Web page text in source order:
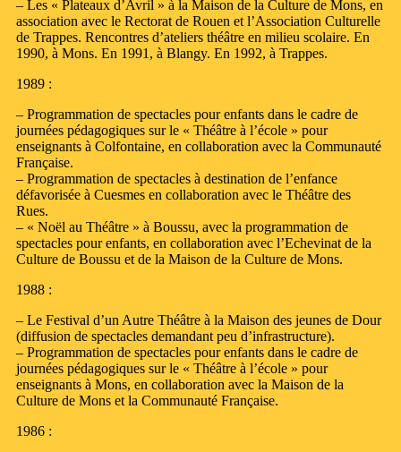
– Les « Plateaux d’Avril » à la Maison de la Culture de Mons, en
association avec le Rectorat de Rouen et l’Association Culturelle
de Trappes. Rencontres d’ateliers théâtre en milieu scolaire. En
1990, à Mons. En 1991, à Blangy. En 1992, à Trappes.
1989 :
– Programmation de spectacles pour enfants dans le cadre de
journées pédagogiques sur le « Théâtre à l’école » pour
enseignants à Colfontaine, en collaboration avec la Communauté
Française.
– Programmation de spectacles à destination de l’enfance
défavorisée à Cuesmes en collaboration avec le Théâtre des
Rues.
– « Noël au Théâtre » à Boussu, avec la programmation de
spectacles pour enfants, en collaboration avec l’Echevinat de la
Culture de Boussu et de la Maison de la Culture de Mons.
1988 :
– Le Festival d’un Autre Théâtre à la Maison des jeunes de Dour
(diffusion de spectacles demandant peu d’infrastructure).
– Programmation de spectacles pour enfants dans le cadre de
journées pédagogiques sur le « Théâtre à l’école » pour
enseignants à Mons, en collaboration avec la Maison de la
Culture de Mons et la Communauté Française.
1986 :